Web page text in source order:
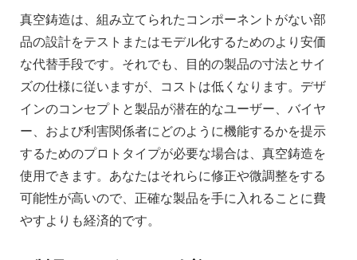
真空鋳造は、組み立てられたコンポーネントがない部
品の設計をテストまたはモデル化するためのより安価
な代替手段です。それでも、目的の製品の寸法とサイ
ズの仕様に従いますが、コストは低くなります。デザ
インのコンセプトと製品が潜在的なユーザー、バイヤ
ー、および利害関係者にどのように機能するかを提示
するためのプロトタイプが必要な場合は、真空鋳造を
使用できます。あなたはそれらに修正や微調整をする
可能性が高いので、正確な製品を手に入れることに費
やすよりも経済的です。